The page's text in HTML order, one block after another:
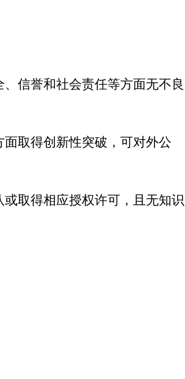
信誉和社会责任等方面无不良
取得创新性突破，可对外公
取得相应授权许可，且无知识